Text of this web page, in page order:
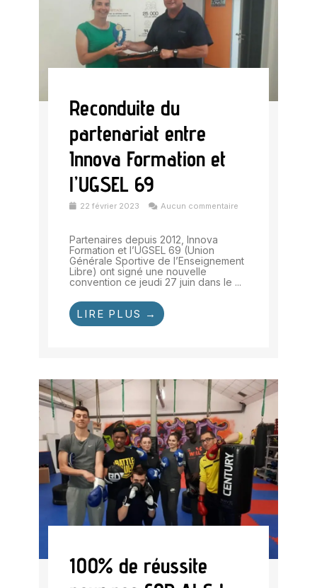
Reconduite du
partenariat entre
Innova Formation et
l’UGSEL 69
22 février 2023 Aucun commentaire
Partenaires depuis 2012, Innova
Formation et l’UGSEL 69 (Union
Générale Sportive de l’Enseignement
Libre) ont signé une nouvelle
convention ce jeudi 27 juin dans le ...
LIRE PLUS →
100% de réussite